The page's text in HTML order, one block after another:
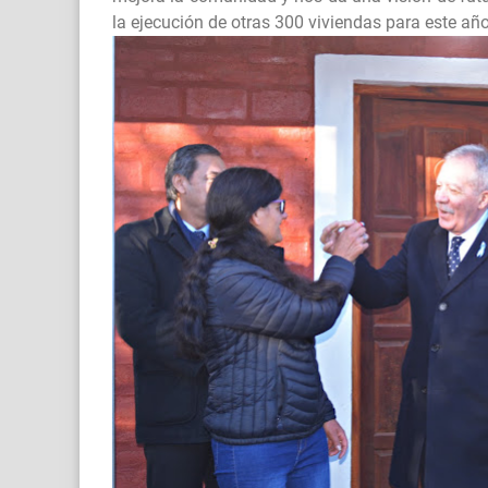
la ejecución de otras 300 viviendas para este